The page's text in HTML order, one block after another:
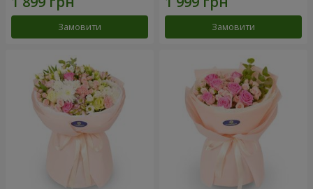
Замовити Замовити